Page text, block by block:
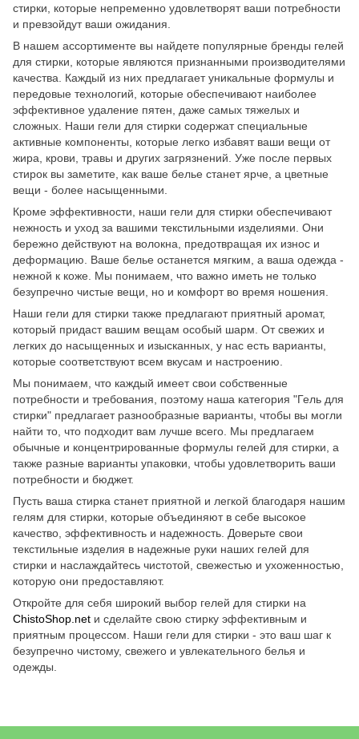
стирки, которые непременно удовлетворят ваши потребности
и превзойдут ваши ожидания.
В нашем ассортименте вы найдете популярные бренды гелей
для стирки, которые являются признанными производителями
качества. Каждый из них предлагает уникальные формулы и
передовые технологий, которые обеспечивают наиболее
эффективное удаление пятен, даже самых тяжелых и
сложных. Наши гели для стирки содержат специальные
активные компоненты, которые легко избавят ваши вещи от
жира, крови, травы и других загрязнений. Уже после первых
стирок вы заметите, как ваше белье станет ярче, а цветные
вещи - более насыщенными.
Кроме эффективности, наши гели для стирки обеспечивают
нежность и уход за вашими текстильными изделиями. Они
бережно действуют на волокна, предотвращая их износ и
деформацию. Ваше белье останется мягким, а ваша одежда -
нежной к коже. Мы понимаем, что важно иметь не только
безупречно чистые вещи, но и комфорт во время ношения.
Наши гели для стирки также предлагают приятный аромат,
который придаст вашим вещам особый шарм. От свежих и
легких до насыщенных и изысканных, у нас есть варианты,
которые соответствуют всем вкусам и настроению.
Мы понимаем, что каждый имеет свои собственные
потребности и требования, поэтому наша категория "Гель для
стирки" предлагает разнообразные варианты, чтобы вы могли
найти то, что подходит вам лучше всего. Мы предлагаем
обычные и концентрированные формулы гелей для стирки, а
также разные варианты упаковки, чтобы удовлетворить ваши
потребности и бюджет.
Пусть ваша стирка станет приятной и легкой благодаря нашим
гелям для стирки, которые объединяют в себе высокое
качество, эффективность и надежность. Доверьте свои
текстильные изделия в надежные руки наших гелей для
стирки и наслаждайтесь чистотой, свежестью и ухоженностью,
которую они предоставляют.
Откройте для себя широкий выбор гелей для стирки на
ChistoShop.net и сделайте свою стирку эффективным и
приятным процессом. Наши гели для стирки - это ваш шаг к
безупречно чистому, свежего и увлекательного белья и
одежды.